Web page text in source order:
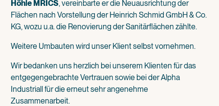
Höhle MRICS, vereinbarte er die Neuausrichtung der
Flächen nach Vorstellung der Heinrich Schmid GmbH & Co.
KG, wozu u.a. die Renovierung der Sanitärflächen zählte.
Weitere Umbauten wird unser Klient selbst vornehmen.
Wir bedanken uns herzlich bei unserem Klienten für das
entgegengebrachte Vertrauen sowie bei der Alpha
Industriall für die erneut sehr angenehme
Zusammenarbeit.